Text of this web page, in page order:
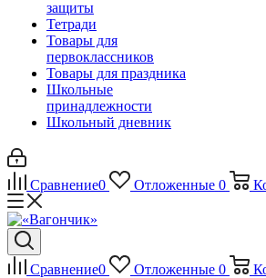
защиты
Тетради
Товары для
первоклассников
Товары для праздника
Школьные
принадлежности
Школьный дневник
Сравнение0 Отложенные 0
Сравнение0 Отложенные 0